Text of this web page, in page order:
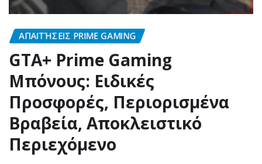
ΑΠΑΙΤΉΣΕΙΣ PRIME GAMING
GTA+ Prime Gaming
Μπόνους: Ειδικές
Προσφορές, Περιορισμένα
Βραβεία, Αποκλειστικό
Περιεχόμενο